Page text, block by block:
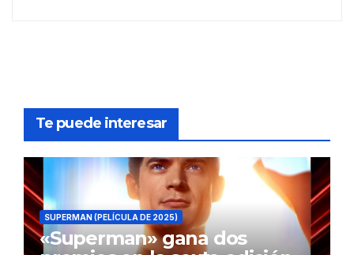
Te puede interesar
SUPERMAN (PELÍCULA DE 2025)
«Superman» gana dos